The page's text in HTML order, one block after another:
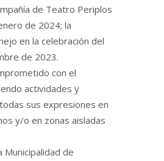
de Teatro Periplos
de 2024; la
en la celebración del
de 2023.
con el
actividades y
sus expresiones en
y/o en zonas aisladas
de